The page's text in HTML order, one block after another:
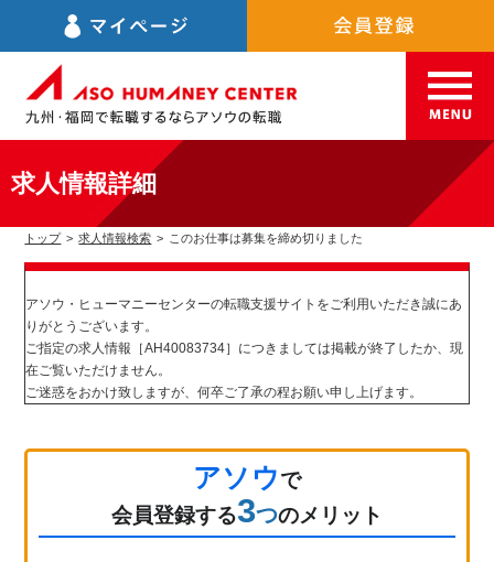
求人情報詳細
トップ > 求人情報検索 > このお仕事は募集を締め切りました
アソウ・ヒューマニーセンターの転職支援サイトをご利用いただき誠にあ
りがとうございます。
ご指定の求人情報［AH40083734］につきましては掲載が終了したか、現
在ご覧いただけません。
ご迷惑をおかけ致しますが、何卒ご了承の程お願い申し上げます。
アソウで
会員登録する3つのメリット